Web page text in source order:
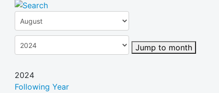
Jump to month
2024
Following Year